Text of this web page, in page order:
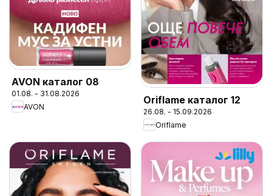
AVON каталог 08
01.08. - 31.08.2026
AVON
Oriflame каталог 12
26.08. - 15.09.2026
Oriflame